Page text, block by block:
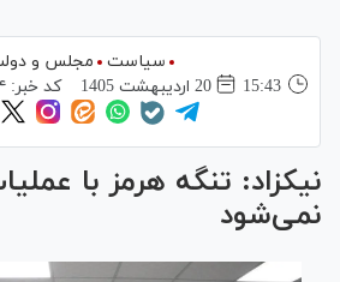
سیاست
مجلس و
15:43
20 ارديبهشت 1405 کد خبر:
نیکزاد: تنگه هرمز با
نمی‌شود